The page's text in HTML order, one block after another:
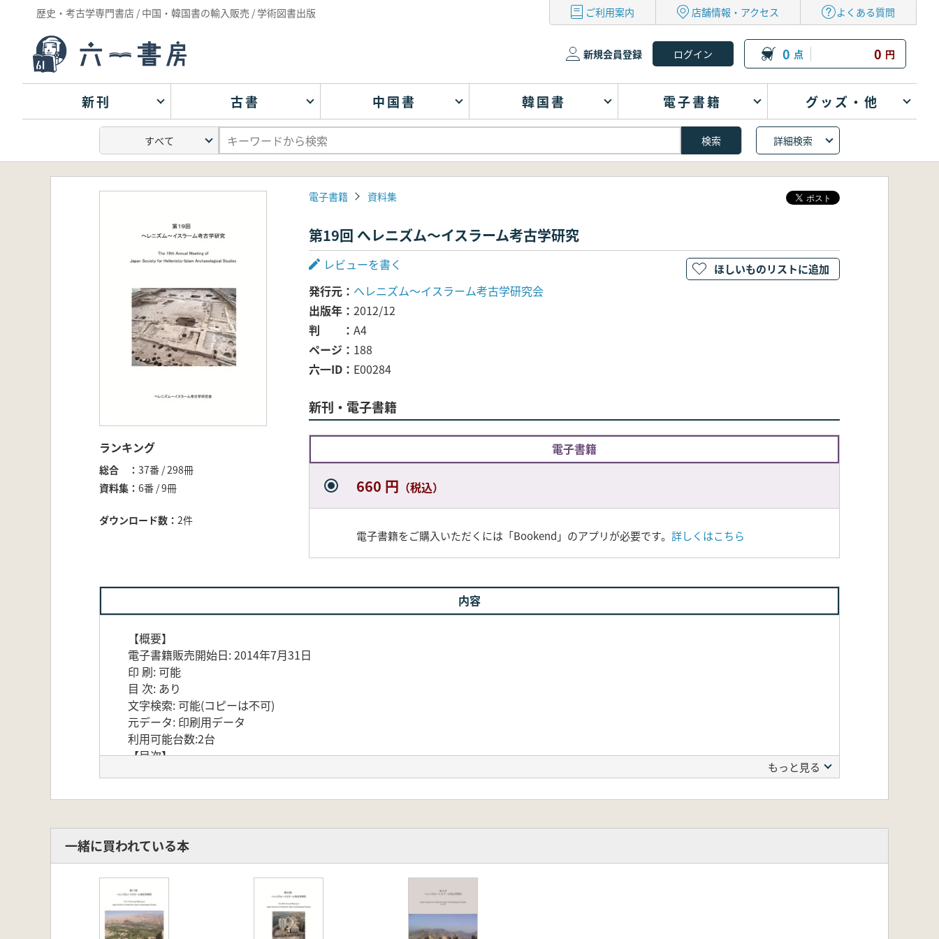
歴史・考古学専門書店 / 中国・韓国書の輸入販売 / 学術図書出版 ご利用案内 店舗情報・アクセス よくある質問
新規会員登録 0 点 0 円
新刊 古書 中国書 韓国書 電子書籍 グッズ・他
詳細検索
ランキング
総合
37番 / 298冊
資料集
6番 / 9冊
ダウンロード数 2件
電子書籍 資料集
第19回 へレニズム～イスラーム考古学研究
レビューを書く
発行元
ヘレニズム～イスラーム考古学研究会
出版年
2012/12
判
A4
ページ
188
六一ID
E00284
新刊・電子書籍
電子書籍
660 円 （税込）
電子書籍をご購入いただくには「Bookend」のアプリが必要です。 詳しくはこちら
ほしいものリストに追加
内容
【概要】
電子書籍販売開始日: 2014年7月31日
印 刷: 可能
目 次: あり
文字検索: 可能(コピーは不可)
元データ: 印刷用データ
利用可能台数:2台
【目次】
―」
～」
松尾登史子 「古代マケドニア王都ペラの墓所」
石渡美江 「イラク、セレウキア出土中国鏡」
井上豪 「キジル第2様式仏伝図における「女人の供養」の場面について」
小谷仲男 「ブッダと裸形外道パーティカ―新出のガンダーラ彫刻―」
もっと見る
一緒に買われている本